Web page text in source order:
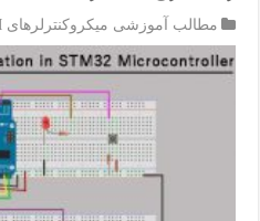
مطالب آموزشی میکروکنترلرهای ARM